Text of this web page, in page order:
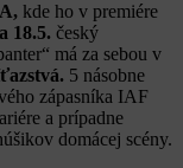
kde ho v premiére
18.5. český
má za sebou v
5 násobne
zápasníka IAF
a prípadne
domácej scény.